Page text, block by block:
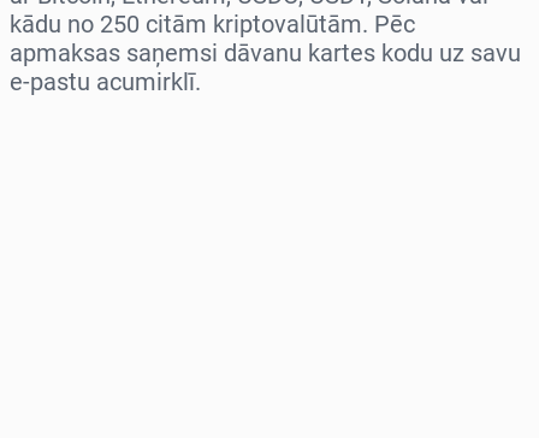
kādu no 250 citām kriptovalūtām. Pēc
apmaksas saņemsi dāvanu kartes kodu uz savu
e-pastu acumirklī.